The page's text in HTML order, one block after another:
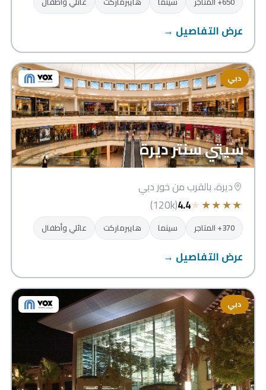
عرض التفاصيل →
دبي
سيتي سنتر ديرة
ديرة، بالقرب من خور دبي
★
★
★
★
★
4.4
(120k)
370+ المتاجر سينما هايبرماركت عائلي وأطفال
عرض التفاصيل →
دبي